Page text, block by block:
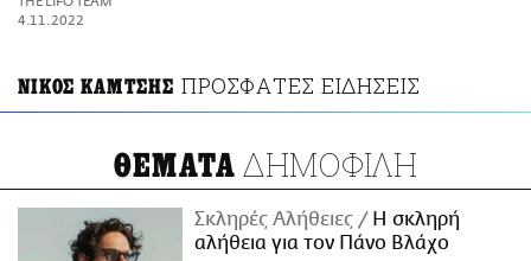
ΑΜΠΑ
4.11.2022
ΝΙΚΟΣ ΚΑΜΤΣΗΣ ΠΡΟΣΦΑΤΕΣ ΕΙΔΗΣΕΙΣ
ΘΕΜΑΤΑ ΔΗΜΟΦΙΛΗ
Σκληρές Αλήθειες
H σκληρή
αλήθεια για τον Πάνο Βλάχο